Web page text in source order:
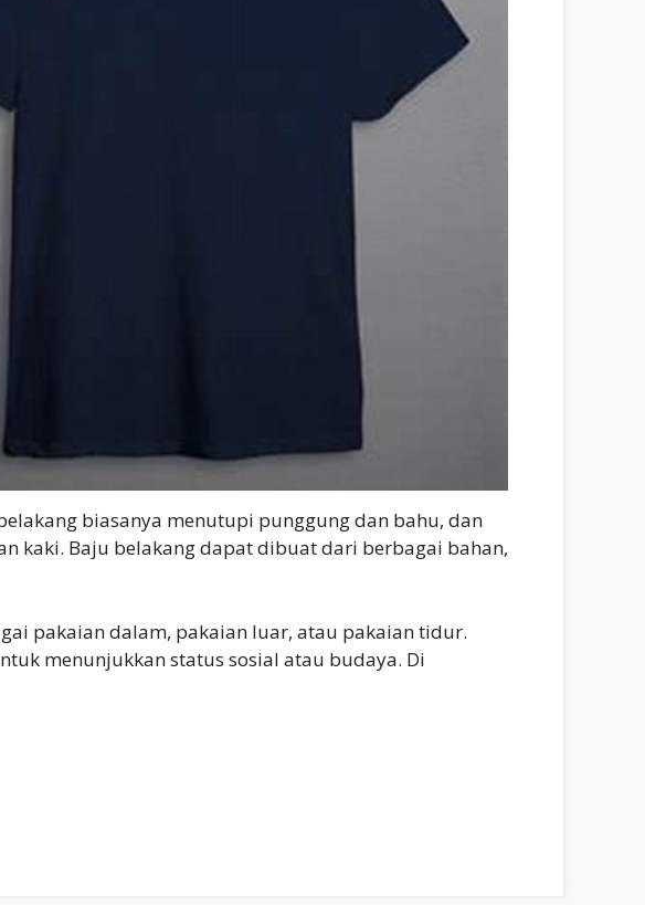
biasanya menutupi punggung dan bahu, dan
kaki. Baju belakang dapat dibuat dari berbagai bahan,
pakaian dalam, pakaian luar, atau pakaian tidur.
menunjukkan status sosial atau budaya. Di